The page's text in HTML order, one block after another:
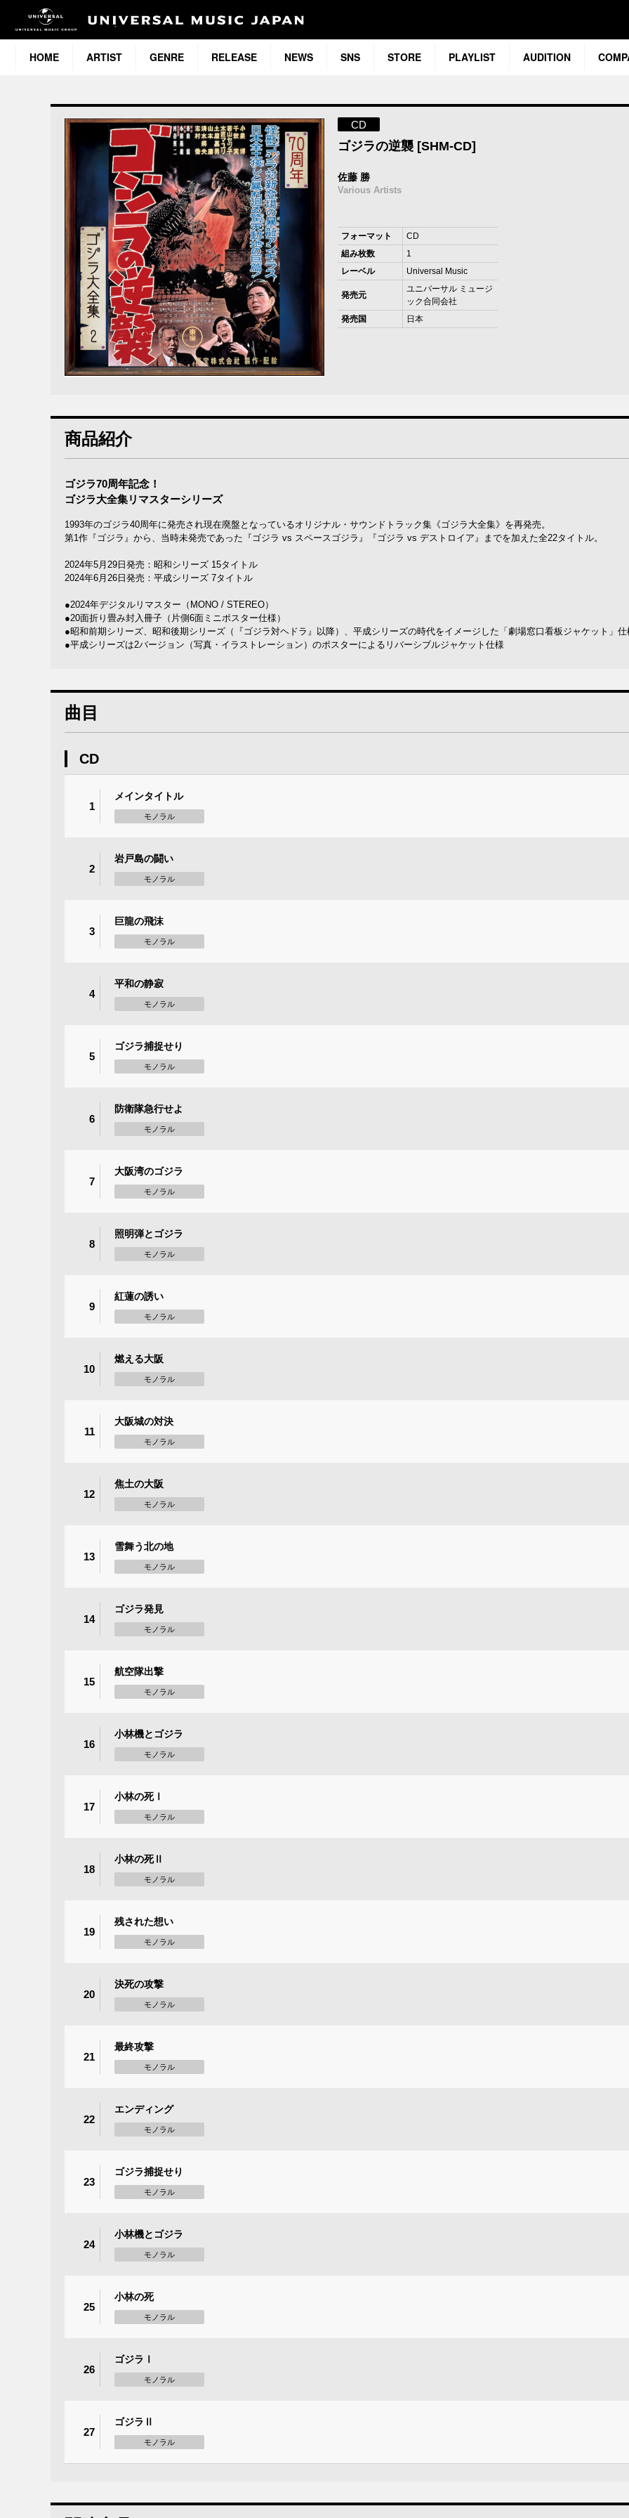
HOME ARTIST GENRE RELEASE NEWS SNS STORE PLAYLIST AUDITION
CD
ゴジラの逆襲 [SHM-CD]
佐藤 勝
Various Artists
フォーマット
CD
組み枚数
1
レーベル
Universal Music
発売元
ユニバーサル ミュージ
ック合同会社
発売国
日本
商品紹介
ゴジラ70周年記念！
ゴジラ大全集リマスターシリーズ
1993年のゴジラ40周年に発売され現在廃盤となっているオリジナル・サウンドトラック集《ゴジラ大全集》を再発売。
第1作『ゴジラ』から、当時未発売であった『ゴジラ vs スペースゴジラ』『ゴジラ vs デストロイア』までを加えた全22タイトル。
2024年5月29日発売：昭和シリーズ 15タイトル
2024年6月26日発売：平成シリーズ 7タイトル
●2024年デジタルリマスター（MONO / STEREO）
●20面折り畳み封入冊子（片側6面ミニポスター仕様）
●昭和前期シリーズ、昭和後期シリーズ（『ゴジラ対ヘドラ』以降）、平成シリーズの時代をイメージした「劇場窓口看板ジャケット」仕
●平成シリーズは2バージョン（写真・イラストレーション）のポスターによるリバーシブルジャケット仕様
曲目
CD
1
メインタイトル
モノラル
2
岩戸島の闘い
モノラル
3
巨龍の飛沫
モノラル
4
平和の静寂
モノラル
5
ゴジラ捕捉せり
モノラル
6
防衛隊急行せよ
モノラル
7
大阪湾のゴジラ
モノラル
8
照明弾とゴジラ
モノラル
9
紅蓮の誘い
モノラル
10
燃える大阪
モノラル
11
大阪城の対決
モノラル
12
焦土の大阪
モノラル
13
雪舞う北の地
モノラル
14
ゴジラ発見
モノラル
15
航空隊出撃
モノラル
16
小林機とゴジラ
モノラル
17
小林の死Ⅰ
モノラル
18
小林の死Ⅱ
モノラル
19
残された想い
モノラル
20
決死の攻撃
モノラル
21
最終攻撃
モノラル
22
エンディング
モノラル
23
ゴジラ捕捉せり
モノラル
24
小林機とゴジラ
モノラル
25
小林の死
モノラル
26
ゴジラⅠ
モノラル
27
ゴジラⅡ
モノラル